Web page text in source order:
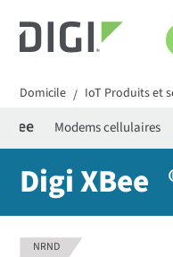
Domicile / IoT Produits et
Modems cellulaires
Digi XBee
NRND